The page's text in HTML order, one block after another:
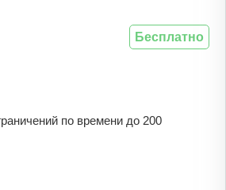
по времени до 200
Бесплатно